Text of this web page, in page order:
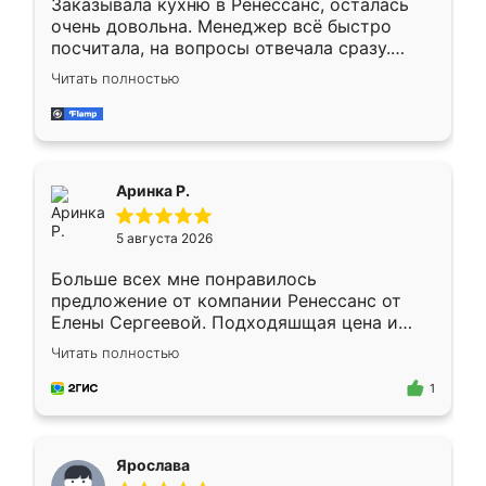
Заказывала кухню в Ренессанс, осталась
очень довольна. Менеджер всё быстро
посчитала, на вопросы отвечала сразу.
Замерщик приехал в субботу, подошёл к
делу со всей ответственностью. Собрали
за день, ребята работали аккуратно, даже
Читать полностью
Аринка Р.
5 августа 2026
Больше всех мне понравилось
предложение от компании Ренессанс от
Елены Сергеевой. Подходяшщая цена и
короткие сроки изготовления. Приехавший
для замера сотрудник Владислав
предложил по моему эскизу самый
Читать полностью
1
Ярослава